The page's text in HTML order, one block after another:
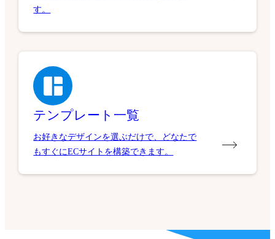
す。
テンプレート一覧
お好きなデザインを選ぶだけで、どなたで
もすぐにECサイトを構築できます。